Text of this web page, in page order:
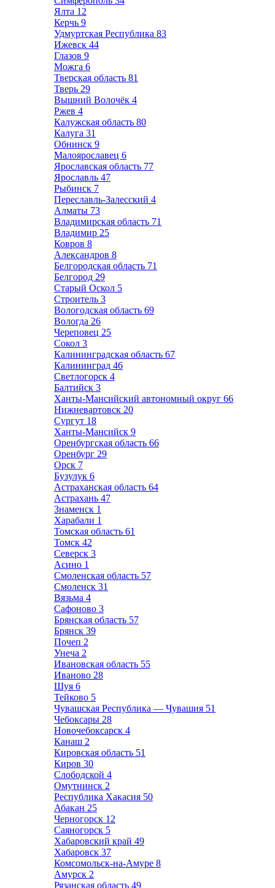
Ялта 12
Керчь 9
Удмуртская Республика 83
Ижевск 44
Глазов 9
Можга 6
Тверская область 81
Тверь 29
Вышний Волочёк 4
Ржев 4
Калужская область 80
Калуга 31
Обнинск 9
Малоярославец 6
Ярославская область 77
Ярославль 47
Рыбинск 7
Переславль-Залесский 4
Алматы 73
Владимирская область 71
Владимир 25
Ковров 8
Александров 8
Белгородская область 71
Белгород 29
Старый Оскол 5
Строитель 3
Вологодская область 69
Вологда 26
Череповец 25
Сокол 3
Калининградская область 67
Калининград 46
Светлогорск 4
Балтийск 3
Ханты-Мансийский автономный округ 66
Нижневартовск 20
Сургут 18
Ханты-Мансийск 9
Оренбургская область 66
Оренбург 29
Орск 7
Бузулук 6
Астраханская область 64
Астрахань 47
Знаменск 1
Харабали 1
Томская область 61
Томск 42
Северск 3
Асино 1
Смоленская область 57
Смоленск 31
Вязьма 4
Сафоново 3
Брянская область 57
Брянск 39
Почеп 2
Унеча 2
Ивановская область 55
Иваново 28
Шуя 6
Тейково 5
Чувашская Республика — Чувашия 51
Чебоксары 28
Новочебоксарск 4
Канаш 2
Кировская область 51
Киров 30
Слободской 4
Омутнинск 2
Республика Хакасия 50
Абакан 25
Черногорск 12
Саяногорск 5
Хабаровский край 49
Хабаровск 37
Комсомольск-на-Амуре 8
Амурск 2
Рязанская область 49